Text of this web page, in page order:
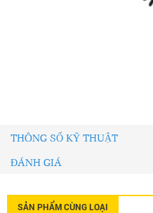
THÔNG SỐ KỸ THUẬT
ĐÁNH GIÁ
SẢN PHẨM CÙNG LOẠI